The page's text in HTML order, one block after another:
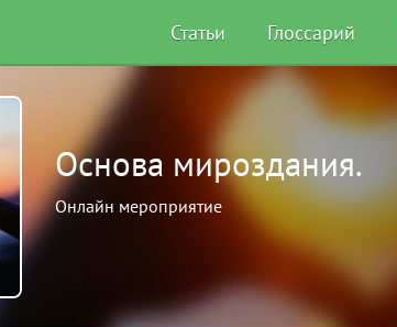
Статьи Глоссарий
Основа мироздания.
Онлайн мероприятие